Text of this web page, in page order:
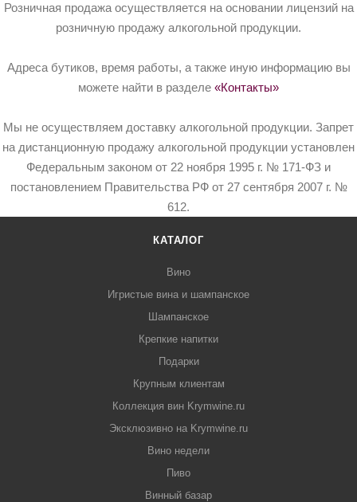
Розничная продажа осуществляется на основании лицензий на
розничную продажу алкогольной продукции.
Адреса бутиков, время работы, а также иную информацию вы
можете найти в разделе «Контакты»
Мы не осуществляем доставку алкогольной продукции. Запрет
на дистанционную продажу алкогольной продукции установлен
Федеральным законом от 22 ноября 1995 г. № 171-ФЗ и
постановлением Правительства РФ от 27 сентября 2007 г. №
612.
КАТАЛОГ
Вино
Игристые вина и шампанское
Шампанское
Крепкие напитки
Подарки
Крупным клиентам
Коллекция вин Krymwine.ru
Эксклюзивно на Krymwine.ru
Вино недели
Пиво
Винный базар